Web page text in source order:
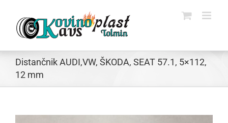
content
Distančnik AUDI,VW, ŠKODA, SEAT 57.1, 5×112,
12 mm